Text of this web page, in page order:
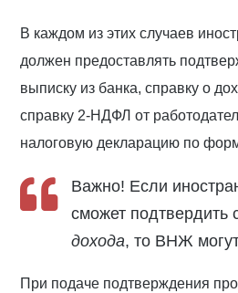
В каждом из этих случаев
должен предоставлять
выписку из банка, справку о
справку 2-НДФЛ от
налоговую декларацию по
Важно! Если
сможет подтвердить
дохода, то ВНЖ
При подаче подтверждения